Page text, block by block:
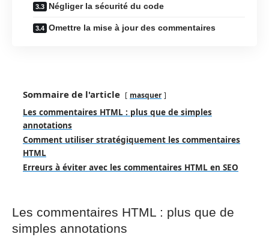
Négliger la sécurité du code
Omettre la mise à jour des commentaires
Sommaire de l'article masquer
Les commentaires HTML : plus que de simples
annotations
Comment utiliser stratégiquement les commentaires
HTML
Erreurs à éviter avec les commentaires HTML en SEO
Les commentaires HTML : plus que de
simples annotations